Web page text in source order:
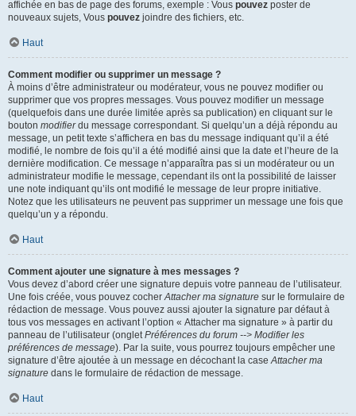
affichée en bas de page des forums, exemple : Vous pouvez poster de
nouveaux sujets, Vous pouvez joindre des fichiers, etc.
Haut
Comment modifier ou supprimer un message ?
À moins d’être administrateur ou modérateur, vous ne pouvez modifier ou
supprimer que vos propres messages. Vous pouvez modifier un message
(quelquefois dans une durée limitée après sa publication) en cliquant sur le
bouton modifierdu message correspondant. Si quelqu’un a déjà répondu au
message, un petit texte s’affichera en bas du message indiquant qu’il a été
modifié, le nombre de fois qu’il a été modifié ainsi que la date et l’heure de la
dernière modification. Ce message n’apparaîtra pas si un modérateur ou un
administrateur modifie le message, cependant ils ont la possibilité de laisser
une note indiquant qu’ils ont modifié le message de leur propre initiative.
Notez que les utilisateurs ne peuvent pas supprimer un message une fois que
quelqu’un y a répondu.
Haut
Comment ajouter une signature à mes messages ?
Vous devez d’abord créer une signature depuis votre panneau de l’utilisateur.
Une fois créée, vous pouvez cocherAttacher ma signature sur le formulaire de
rédaction de message. Vous pouvez aussi ajouter la signature par défaut à
tous vos messages en activant l’option « Attacher ma signature » à partir du
panneau de l’utilisateur (ongletPréférences du forum --> Modifier les
préférences de message). Par la suite, vous pourrez toujours empêcher une
signature d’être ajoutée à un message en décochant la caseAttacher ma
signature dans le formulaire de rédaction de message.
Haut